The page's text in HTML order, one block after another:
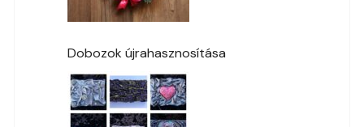
Dobozok újrahasznosítása